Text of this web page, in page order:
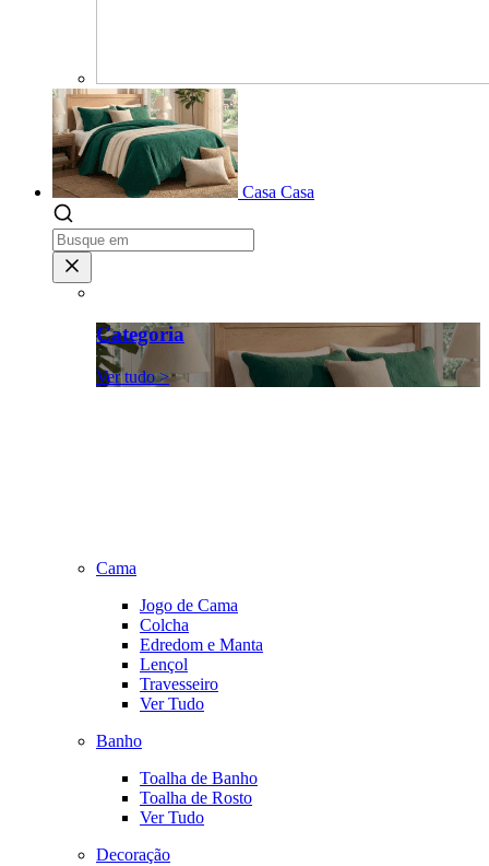
Casa Casa
Categoria
Ver tudo >
Cama
Jogo de Cama
Colcha
Edredom e Manta
Lençol
Travesseiro
Ver Tudo
Banho
Toalha de Banho
Toalha de Rosto
Ver Tudo
Decoração